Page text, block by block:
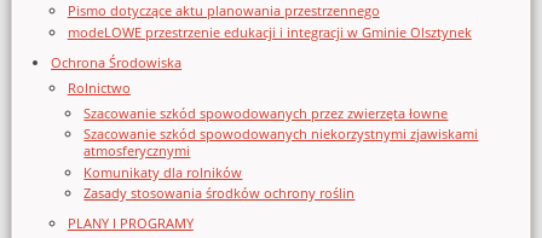
Pismo dotyczące aktu planowania przestrzennego
modeLOWE przestrzenie edukacji i integracji w Gminie Olsztynek
Ochrona Środowiska
Rolnictwo
Szacowanie szkód spowodowanych przez zwierzęta łowne
Szacowanie szkód spowodowanych niekorzystnymi zjawiskami
atmosferycznymi
Komunikaty dla rolników
Zasady stosowania środków ochrony roślin
PLANY I PROGRAMY